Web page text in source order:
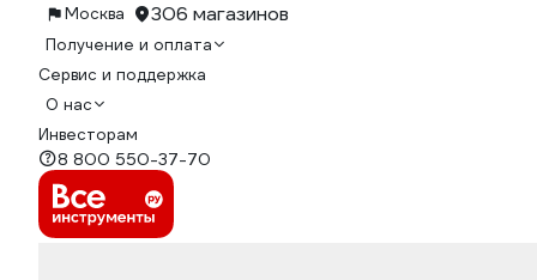
Москва 306 магазинов
Получение и оплата
Сервис и поддержка
О нас
Инвесторам
8 800 550-37-70